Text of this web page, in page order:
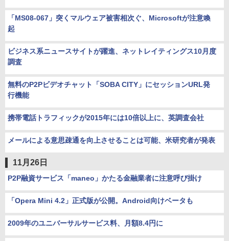
「MS08-067」突くマルウェア被害相次ぐ、Microsoftが注意喚
起
ビジネス系ニュースサイトが躍進、ネットレイティングス10月度
調査
無料のP2Pビデオチャット「SOBA CITY」にセッションURL発
行機能
携帯電話トラフィックが2015年には10倍以上に、英調査会社
メールによる意思疎通を向上させることは可能、米研究者が発表
11月26日
P2P融資サービス「maneo」かたる金融業者に注意呼び掛け
「Opera Mini 4.2」正式版が公開。Android向けベータも
2009年のユニバーサルサービス料、月額8.4円に